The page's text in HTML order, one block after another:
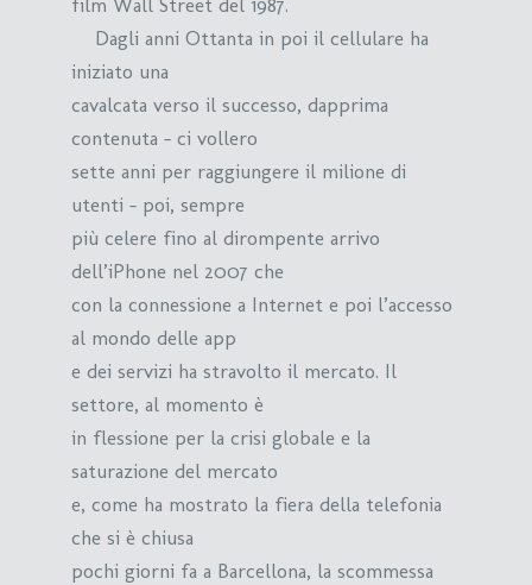
film Wall Street del 1987.
Dagli anni Ottanta in poi il cellulare ha
iniziato una
cavalcata verso il successo, dapprima
contenuta – ci vollero
sette anni per raggiungere il milione di
utenti – poi, sempre
più celere fino al dirompente arrivo
dell’iPhone nel 2007 che
con la connessione a Internet e poi l’accesso
al mondo delle app
e dei servizi ha stravolto il mercato. Il
settore, al momento è
in flessione per la crisi globale e la
saturazione del mercato
e, come ha mostrato la fiera della telefonia
che si è chiusa
pochi giorni fa a Barcellona, la scommessa